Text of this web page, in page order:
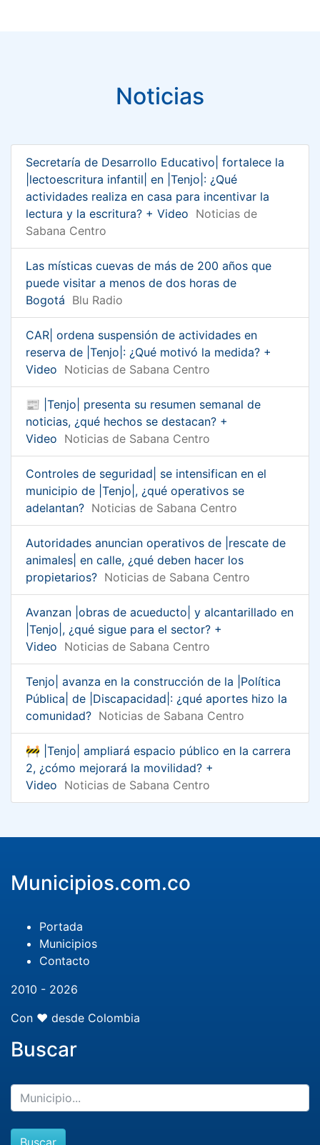
Noticias
Secretaría de Desarrollo Educativo| fortalece la
|lectoescritura infantil| en |Tenjo|: ¿Qué
actividades realiza en casa para incentivar la
lectura y la escritura? + Video Noticias de
Sabana Centro
Las místicas cuevas de más de 200 años que
puede visitar a menos de dos horas de
Bogotá Blu Radio
CAR| ordena suspensión de actividades en
reserva de |Tenjo|: ¿Qué motivó la medida? +
Video Noticias de Sabana Centro
📰 |Tenjo| presenta su resumen semanal de
noticias, ¿qué hechos se destacan? +
Video Noticias de Sabana Centro
Controles de seguridad| se intensifican en el
municipio de |Tenjo|, ¿qué operativos se
adelantan? Noticias de Sabana Centro
Autoridades anuncian operativos de |rescate de
animales| en calle, ¿qué deben hacer los
propietarios? Noticias de Sabana Centro
Avanzan |obras de acueducto| y alcantarillado en
|Tenjo|, ¿qué sigue para el sector? +
Video Noticias de Sabana Centro
Tenjo| avanza en la construcción de la |Política
Pública| de |Discapacidad|: ¿qué aportes hizo la
comunidad? Noticias de Sabana Centro
🚧 |Tenjo| ampliará espacio público en la carrera
2, ¿cómo mejorará la movilidad? +
Video Noticias de Sabana Centro
Municipios.com.co
Portada
Municipios
Contacto
2010 - 2026
Con ❤️ desde Colombia
Buscar
Buscar